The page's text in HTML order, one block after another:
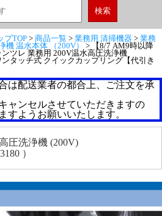
プTOP > 商品一覧 > 業務用 清掃機器 > 業務
機 温水本体 （200V）
> 【8/7 AM9時以降
ツレ 業務用 200V温水高圧洗浄機
タッチ式 クイックカップリング【代引き
は配送業者の都合上、ご注文を承
ャンセルさせていただきますの
すようお願いいたします。
圧洗浄機 (200V)
）